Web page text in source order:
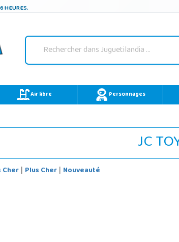
HEURES.
Air libre Personnages
JC
Cher| Plus Cher| Nouveauté